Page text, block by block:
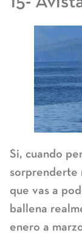
Si, cuando
sorprenderte
que vas a
ballena
enero a